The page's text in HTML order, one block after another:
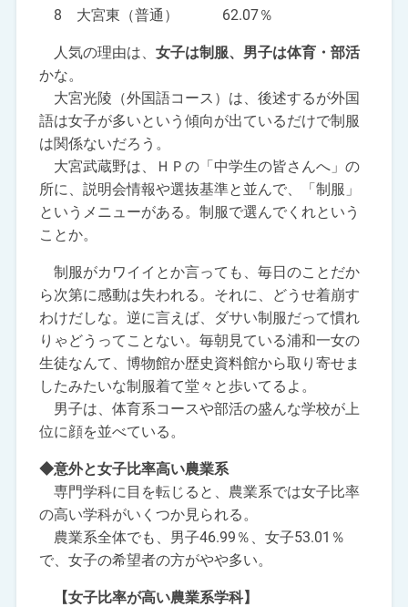
8 大宮東（普通） 62.07％
人気の理由は、 女子は制服、男子は体育・部活
かな。
大宮光陵（外国語コース）は、後述するが外国
語は女子が多いという傾向が出ているだけで制服
は関係ないだろう。
大宮武蔵野は、ＨＰの「中学生の皆さんへ」の
所に、説明会情報や選抜基準と並んで、「制服」
というメニューがある。制服で選んでくれという
ことか。
制服がカワイイとか言っても、毎日のことだか
ら次第に感動は失われる。それに、どうせ着崩す
わけだしな。逆に言えば、ダサい制服だって慣れ
りゃどうってことない。毎朝見ている浦和一女の
生徒なんて、博物館か歴史資料館から取り寄せま
したみたいな制服着て堂々と歩いてるよ。
男子は、体育系コースや部活の盛んな学校が上
位に顔を並べている。
◆意外と女子比率高い農業系
専門学科に目を転じると、農業系では女子比率
の高い学科がいくつか見られる。
農業系全体でも、男子46.99％、女子53.01％
で、女子の希望者の方がやや多い。
【女子比率が高い農業系学科】